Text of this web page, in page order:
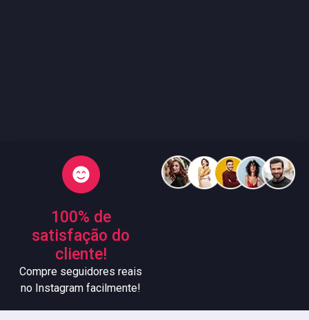
100% de
satisfação do
cliente!
Compre seguidores reais
no Instagram facilmente!